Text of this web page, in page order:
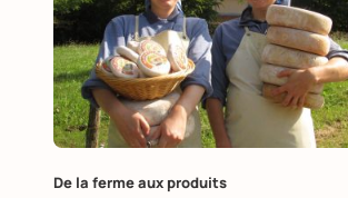
De la ferme aux produits